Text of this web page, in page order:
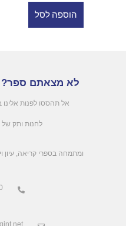
הוספה לסל
לא מצאתם ספר?
אל תהססו לפנות
לחנות ותק של
.ומתמחה בספרי קריאה, עיון